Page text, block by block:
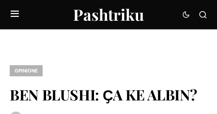
Pashtriku
OPINIONE
BEN BLUSHI: ҪA KE ALBIN?